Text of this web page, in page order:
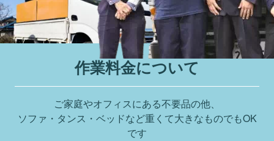
作業料金について
ご家庭やオフィスにある不要品の他、
ソファ・タンス・ベッドなど重くて大きなものでもOK
です